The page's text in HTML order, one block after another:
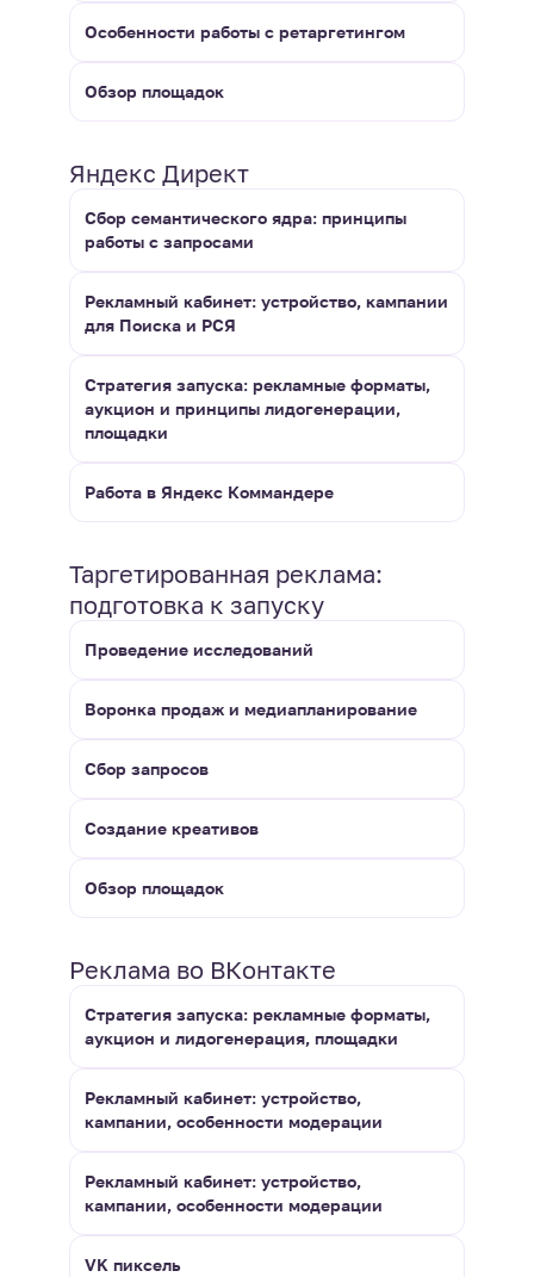
Особенности работы с ретаргетингом
Обзор площадок
Яндекс Директ
Сбор семантического ядра: принципы
работы с запросами
Рекламный кабинет: устройство, кампании
для Поиска и РСЯ
Стратегия запуска: рекламные форматы,
аукцион и принципы лидогенерации,
площадки
Работа в Яндекс Коммандере
Таргетированная реклама:
подготовка к запуску
Проведение исследований
Воронка продаж и медиапланирование
Сбор запросов
Создание креативов
Обзор площадок
Реклама во ВКонтакте
Стратегия запуска: рекламные форматы,
аукцион и лидогенерация, площадки
Рекламный кабинет: устройство,
кампании, особенности модерации
Рекламный кабинет: устройство,
кампании, особенности модерации
VK пиксель